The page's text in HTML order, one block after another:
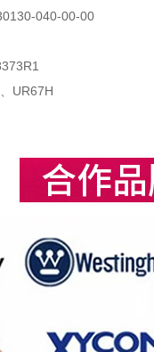
040-00-00
UR67H